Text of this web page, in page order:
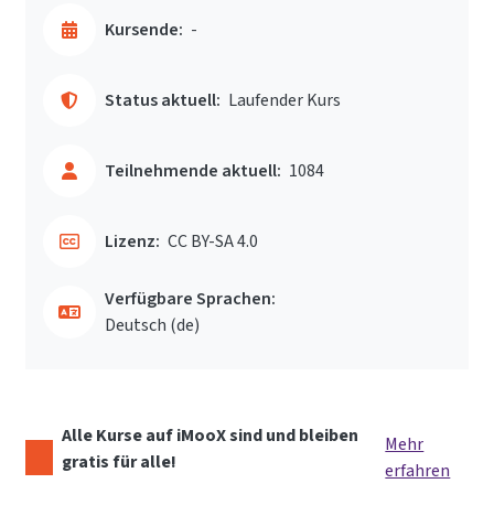
Kursende: -
Status aktuell: Laufender Kurs
Teilnehmende aktuell: 1084
Lizenz: CC BY-SA 4.0
Verfügbare Sprachen:
Deutsch ‎(de)‎
Alle Kurse auf iMooX sind und bleiben
gratis für alle!
Mehr
erfahren